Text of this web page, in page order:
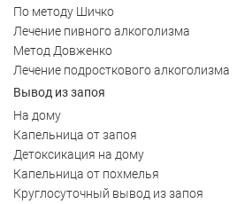
По методу Шичко
Лечение пивного алкоголизма
Метод Довженко
Лечение подросткового алкоголизма
Вывод из запоя
На дому
Капельница от запоя
Детоксикация на дому
Капельница от похмелья
Круглосуточный вывод из запоя